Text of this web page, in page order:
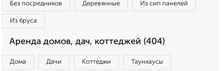
Без посредников Деревянные Из сип панелей
Из бруса
Аренда домов, дач, коттеджей (404)
Дома Дачи Коттеджи Таунхаусы